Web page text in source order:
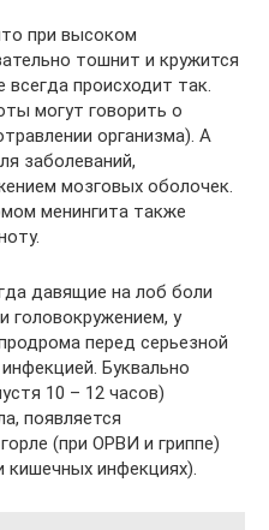
при высоком
тошнит и кружится
происходит так.
могут говорить о
организма). А
заболеваний,
мозговых оболочек.
менингита также
давящие на лоб боли
у
перед серьезной
Буквально
10 – 12 часов)
появляется
(при ОРВИ и гриппе)
кишечных инфекциях).